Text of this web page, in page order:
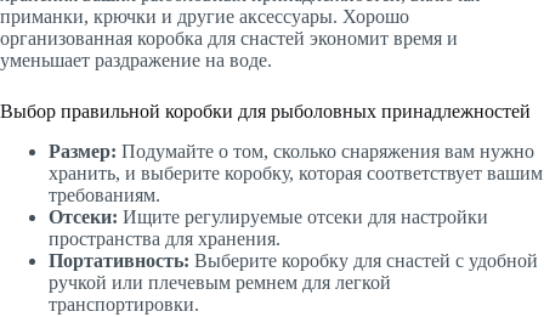
приманки, крючки и другие аксессуары. Хорошо
организованная коробка для снастей экономит время и
уменьшает раздражение на воде.
Выбор правильной коробки для рыболовных принадлежностей
Размер: Подумайте о том, сколько снаряжения вам нужно
хранить, и выберите коробку, которая соответствует вашим
требованиям.
Отсеки: Ищите регулируемые отсеки для настройки
пространства для хранения.
Портативность: Выберите коробку для снастей с удобной
ручкой или плечевым ремнем для легкой
транспортировки.